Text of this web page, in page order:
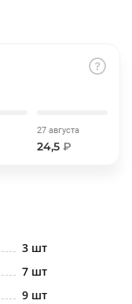
27 августа
24,5 ₽
3 шт
7 шт
9 шт